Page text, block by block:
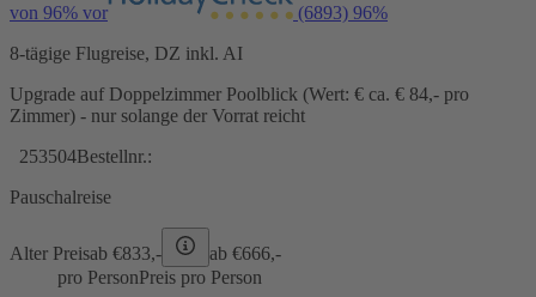
von 96% vor (6893) 96%
8-tägige Flugreise, DZ inkl. AI
Upgrade auf Doppelzimmer Poolblick (Wert: € ca. € 84,- pro
Zimmer) - nur solange der Vorrat reicht
253504Bestellnr.:
Pauschalreise
Alter Preisab €833,- ab €666,-
pro PersonPreis pro Person